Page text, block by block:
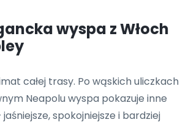
wyspa z Włoch
całej trasy. Po wąskich uliczkach
Neapolu wyspa pokazuje inne
spokojniejsze i bardziej